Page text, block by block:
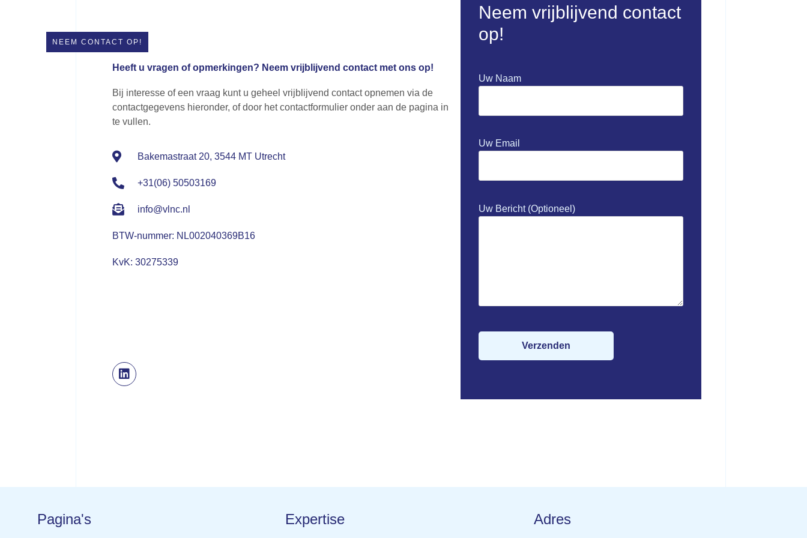
NEEM CONTACT OP!
Heeft u vragen of opmerkingen? Neem vrijblijvend contact met ons op!
Bij interesse of een vraag kunt u geheel vrijblijvend contact opnemen via de
contactgegevens hieronder, of door het contactformulier onder aan de pagina in
te vullen.
Bakemastraat 20, 3544 MT Utrecht
+31(06) 50503169
info@vlnc.nl
BTW-nummer: NL002040369B16
KvK: 30275339
Neem vrijblijvend contact
op!
Uw Naam
Uw Email
Uw Bericht (optioneel)
Pagina's Expertise Adres